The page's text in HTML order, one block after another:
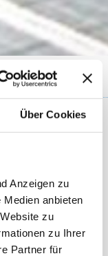
Über Cookies
Anzeigen zu
anbieten
zu
zu Ihrer
Partner für
und